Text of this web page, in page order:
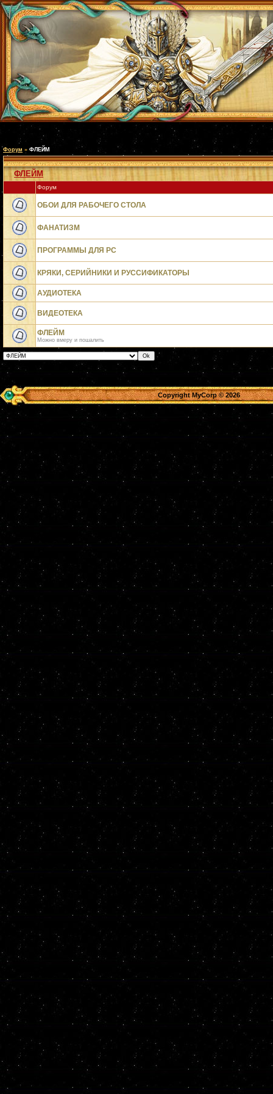
Форум » ФЛЕЙМ
ФЛЕЙМ
Форум
ОБОИ ДЛЯ РАБОЧЕГО СТОЛА
ФАНАТИЗМ
ПРОГРАММЫ ДЛЯ PC
КРЯКИ, СЕРИЙНИКИ И РУССИФИКАТОРЫ
АУДИОТЕКА
ВИДЕОТЕКА
ФЛЕЙМ
Можно вмеру и пошалить
Copyright MyCorp © 2026